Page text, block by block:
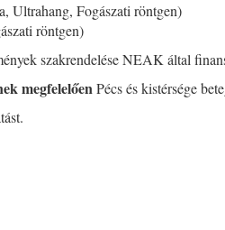
Ultrahang, Fogászati röntgen)
röntgen)
szakrendelése NEAK által
megfelelőenPécs és kistérsége